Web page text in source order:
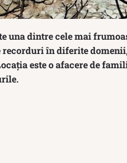
una dintre cele mai
recorduri în diferite
este o afacere de